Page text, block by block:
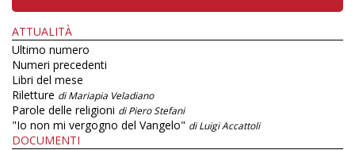
ATTUALITÀ
Ultimo numero
Numeri precedenti
Libri del mese
Riletture di Mariapia Veladiano
Parole delle religioni di Piero Stefani
"Io non mi vergogno del Vangelo" di Luigi Accattoli
DOCUMENTI